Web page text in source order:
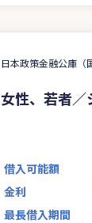
日本政策金融公庫（
女性、若者／
借入可能額
金利
最長借入期間